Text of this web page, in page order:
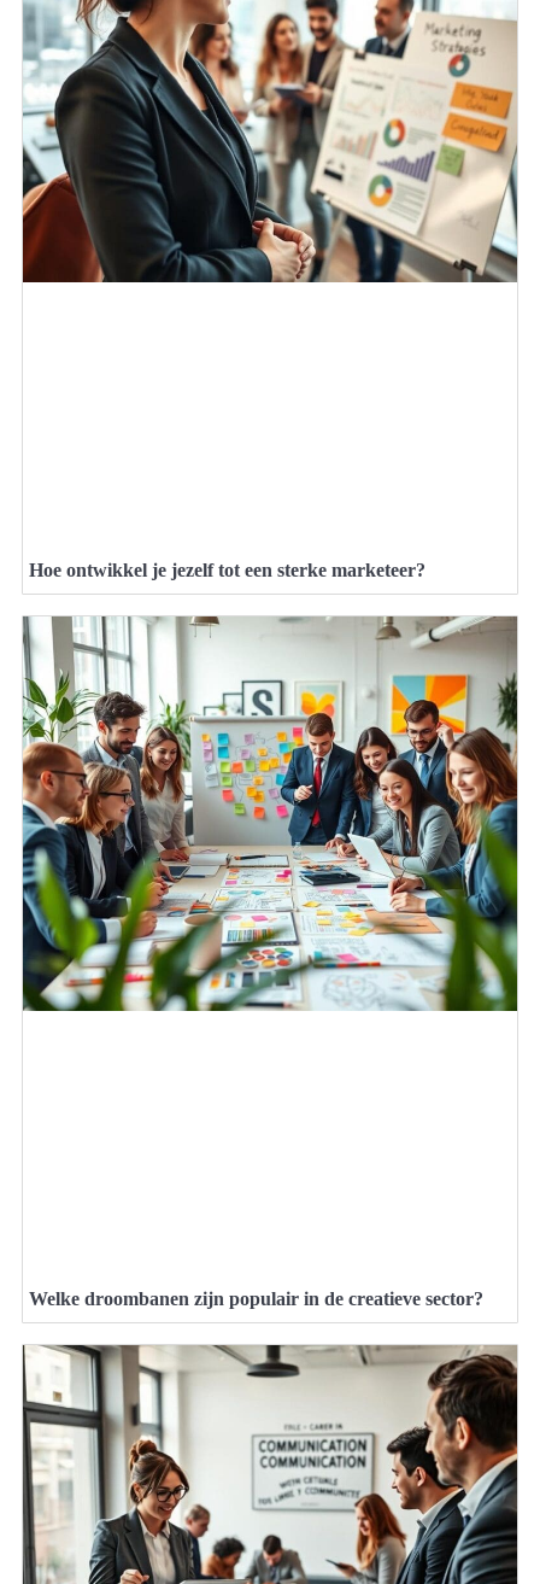
Hoe ontwikkel je jezelf tot een sterke marketeer?
Welke droombanen zijn populair in de creatieve sector?